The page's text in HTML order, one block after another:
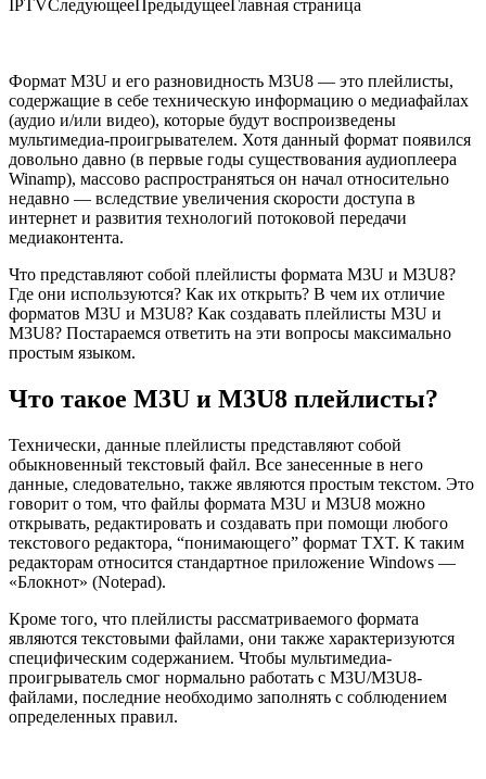
IPTVСледующееПредыдущееГлавная страница
Формат M3U и его разновидность M3U8 — это плейлисты,
содержащие в себе техническую информацию о медиафайлах
(аудио и/или видео), которые будут воспроизведены
мультимедиа-проигрывателем. Хотя данный формат появился
довольно давно (в первые годы существования аудиоплеера
Winamp), массово распространяться он начал относительно
недавно — вследствие увеличения скорости доступа в
интернет и развития технологий потоковой передачи
медиаконтента.
Что представляют собой плейлисты формата M3U и M3U8?
Где они используются? Как их открыть? В чем их отличие
форматов M3U и M3U8? Как создавать плейлисты M3U и
M3U8? Постараемся ответить на эти вопросы максимально
простым языком.
Что такое M3U и M3U8 плейлисты?
Технически, данные плейлисты представляют собой
обыкновенный текстовый файл. Все занесенные в него
данные, следовательно, также являются простым текстом. Это
говорит о том, что файлы формата M3U и M3U8 можно
открывать, редактировать и создавать при помощи любого
текстового редактора, “понимающего” формат TXT. К таким
редакторам относится стандартное приложение Windows —
«Блокнот» (Notepad).
Кроме того, что плейлисты рассматриваемого формата
являются текстовыми файлами, они также характеризуются
специфическим содержанием. Чтобы мультимедиа-
проигрыватель смог нормально работать с M3U/M3U8-
файлами, последние необходимо заполнять с соблюдением
определенных правил.